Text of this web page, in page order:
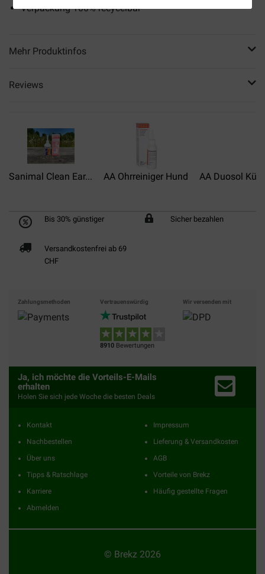
Verpackung 100% recycelbar
Mehr Produktinfos
Reviews
Sanimal Clean Ear... AA Ohrreiniger Hund AA Duosol
Bis 30% günstiger Sicher bezahlen
Versandkostenfrei ab 69
CHF
Zahlungsmethoden Vertrauenswürdig
8910 Bewertungen
Wir versenden mit
Ja, ich möchte die Vorteils-E-Mails
erhalten
Holen Sie sich jede Woche die besten Deals
Kontakt
Nachbestellen
Über uns
Tipps & Ratschlage
Karriere
Abmelden
Impressum
Lieferung & Versandkosten
AGB
Vorteile von Brekz
Häufig gestellte Fragen
© Brekz 2026